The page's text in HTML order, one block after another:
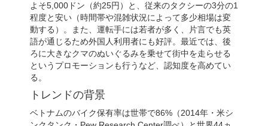
よそ5,000ドン（約25円）と、従来のタクシーの3分の1
程度と安い（時間帯や混雑状況によって多少相場は変
動する）。また、運転手には若者が多く、片言でも英
語が通じるため外国人利用者にも好評。最近では、後
ろに大きなクマのぬいぐるみを乗せて街中を走らせる
というプロモーションも行うなど、認知度を高めてい
る。
トレンドの背景
ベトナムのバイク保有率は世帯で86%（2014年・米シ